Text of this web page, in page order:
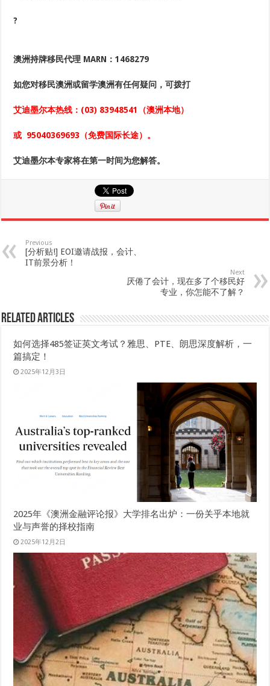
?
澳洲持牌移民代理 MARN：1468279
如您对移民澳洲或留学澳洲有任何疑问，可拨打
艾迪墨尔本热线： (03) 83948541 （澳洲本地）
或 95040369693 （免费国际长途）。
艾迪墨尔本专家将在第一时间为您解答。
Previous
[分析贴!] EOI邀请战报，会计、
IT前景分析！
Next
厌倦了会计，现在多了个移民好
专业，你怎能不了解？
Related Articles
如何选择485签证英文考试？雅思、PTE、朗思深度解析，一
篇搞定！
2025年12月3日
2025年《澳洲金融评论报》大学排名出炉：一份关乎本地就
业与声誉的择校指南
2025年12月2日